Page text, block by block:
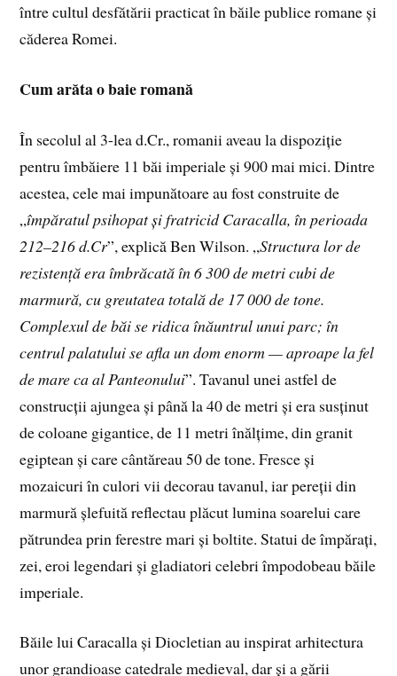
între cultul desfătării practicat în băile publice romane și
căderea Romei.
Cum arăta o baie romană
În secolul al 3-lea d.Cr., romanii aveau la dispoziție
pentru îmbăiere 11 băi imperiale și 900 mai mici. Dintre
acestea, cele mai impunătoare au fost construite de
„împăratul psihopat și fratricid Caracalla, în perioada
212–216 d.Cr”, explică Ben Wilson. „Structura lor de
rezistență era îmbrăcată în 6 300 de metri cubi de
marmură, cu greutatea totală de 17 000 de tone.
Complexul de băi se ridica înăuntrul unui parc; în
centrul palatului se afla un dom enorm — aproape la fel
de mare ca al Panteonului”. Tavanul unei astfel de
construcții ajungea și până la 40 de metri și era susținut
de coloane gigantice, de 11 metri înălțime, din granit
egiptean și care cântăreau 50 de tone. Fresce și
mozaicuri în culori vii decorau tavanul, iar pereții din
marmură șlefuită reflectau plăcut lumina soarelui care
pătrundea prin ferestre mari și boltite. Statui de împărați,
zei, eroi legendari și gladiatori celebri împodobeau băile
imperiale.
Băile lui Caracalla și Diocletian au inspirat arhitectura
unor grandioase catedrale medieval, dar și a gării